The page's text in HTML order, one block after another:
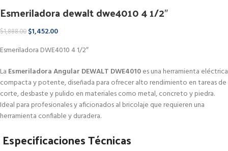
Esmeriladora dewalt dwe4010 4 1/2″
$1,888.00 $1,452.00
Esmeriladora DWE4010 4 1/2″
La Esmeriladora Angular DEWALT DWE4010es una herramienta eléctrica
compacta y potente, diseñada para ofrecer alto rendimiento en tareas de
corte, desbaste y pulido en materiales como metal, concreto y piedra.
Ideal para profesionales y aficionados al bricolaje que requieren una
herramienta confiable y duradera.
Especificaciones Técnicas